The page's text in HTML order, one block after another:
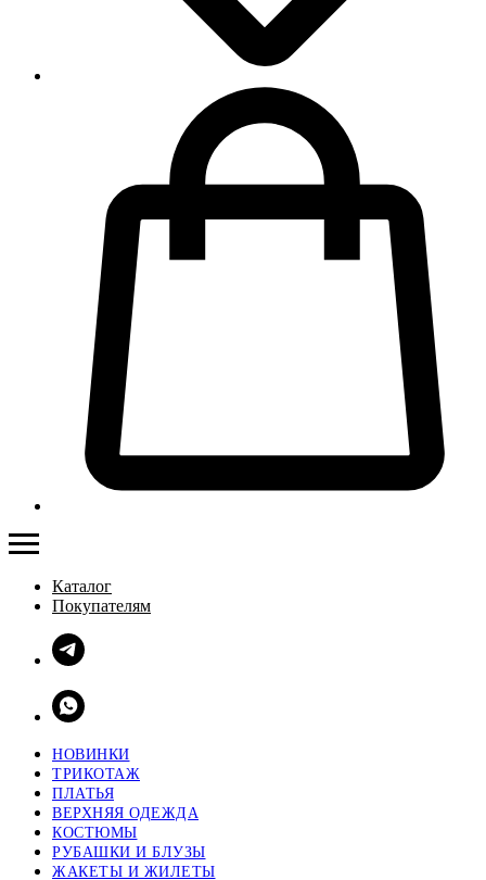
Каталог
Покупателям
НОВИНКИ
ТРИКОТАЖ
ПЛАТЬЯ
ВЕРХНЯЯ ОДЕЖДА
КОСТЮМЫ
РУБАШКИ И БЛУЗЫ
ЖАКЕТЫ И ЖИЛЕТЫ